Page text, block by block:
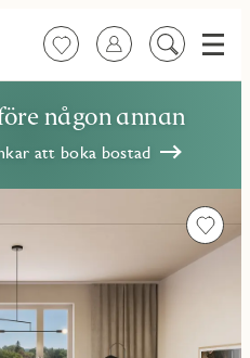
FavoriterLogga in
Sök
Meny
någon annan
att boka bostad